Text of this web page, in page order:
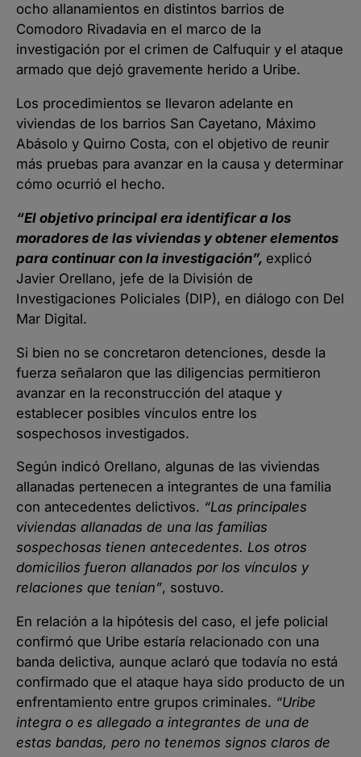
ocho allanamientos en distintos barrios de
Comodoro Rivadavia en el marco de la
investigación por el crimen de Calfuquir y el ataque
armado que dejó gravemente herido a Uribe.
Los procedimientos se llevaron adelante en
viviendas de los barrios San Cayetano, Máximo
Abásolo y Quirno Costa, con el objetivo de reunir
más pruebas para avanzar en la causa y determinar
cómo ocurrió el hecho.
“El objetivo principal era identificar a los
moradores de las viviendas y obtener elementos
para continuar con la investigación”, explicó
Javier Orellano, jefe de la División de
Investigaciones Policiales (DIP), en diálogo con Del
Mar Digital.
Si bien no se concretaron detenciones, desde la
fuerza señalaron que las diligencias permitieron
avanzar en la reconstrucción del ataque y
establecer posibles vínculos entre los
sospechosos investigados.
Según indicó Orellano, algunas de las viviendas
allanadas pertenecen a integrantes de una familia
con antecedentes delictivos. “Las principales
viviendas allanadas de una las familias
sospechosas tienen antecedentes. Los otros
domicilios fueron allanados por los vínculos y
relaciones que tenían”, sostuvo.
En relación a la hipótesis del caso, el jefe policial
confirmó que Uribe estaría relacionado con una
banda delictiva, aunque aclaró que todavía no está
confirmado que el ataque haya sido producto de un
enfrentamiento entre grupos criminales. “Uribe
integra o es allegado a integrantes de una de
estas bandas, pero no tenemos signos claros de